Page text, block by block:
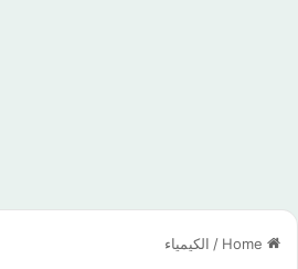
/ الكيمياء